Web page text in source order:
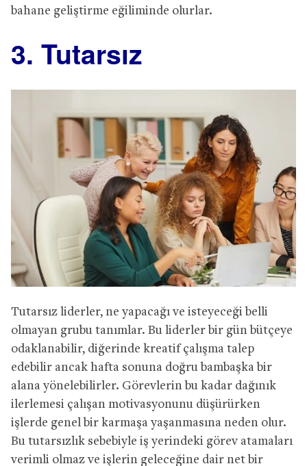
bahane geliştirme eğiliminde olurlar.
3. Tutarsız
Tutarsız liderler, ne yapacağı ve isteyeceği belli
olmayan grubu tanımlar. Bu liderler bir gün bütçeye
odaklanabilir, diğerinde kreatif çalışma talep
edebilir ancak hafta sonuna doğru bambaşka bir
alana yönelebilirler. Görevlerin bu kadar dağınık
ilerlemesi çalışan motivasyonunu düşürürken
işlerde genel bir karmaşa yaşanmasına neden olur.
Bu tutarsızlık sebebiyle iş yerindeki görev atamaları
verimli olmaz ve işlerin geleceğine dair net bir